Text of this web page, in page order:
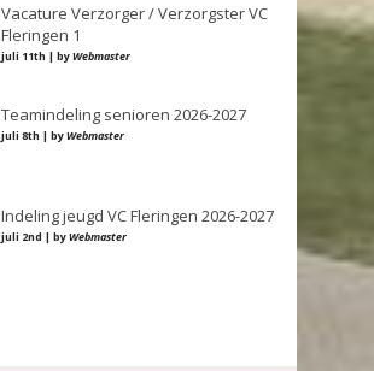
Vacature Verzorger / Verzorgster VC
Fleringen 1
juli 11th | byWebmaster
Teamindeling senioren 2026-2027
juli 8th | byWebmaster
Indeling jeugd VC Fleringen 2026-2027
juli 2nd | byWebmaster